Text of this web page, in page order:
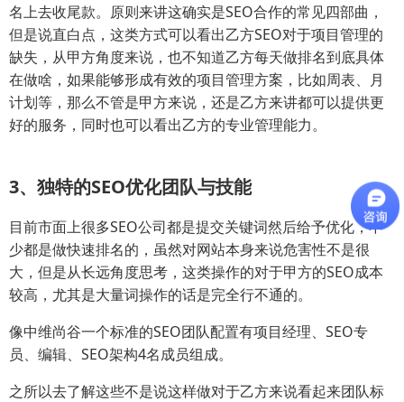
名上去收尾款。原则来讲这确实是SEO合作的常见四部曲，
但是说直白点，这类方式可以看出乙方SEO对于项目管理的
缺失，从甲方角度来说，也不知道乙方每天做排名到底具体
在做啥，如果能够形成有效的项目管理方案，比如周表、月
计划等，那么不管是甲方来说，还是乙方来讲都可以提供更
好的服务，同时也可以看出乙方的专业管理能力。
3、独特的SEO优化团队与技能
目前市面上很多SEO公司都是提交关键词然后给予优化，不
少都是做快速排名的，虽然对网站本身来说危害性不是很
大，但是从长远角度思考，这类操作的对于甲方的SEO成本
较高，尤其是大量词操作的话是完全行不通的。
像中维尚谷一个标准的SEO团队配置有项目经理、SEO专
员、编辑、SEO架构4名成员组成。
之所以去了解这些不是说这样做对于乙方来说看起来团队标